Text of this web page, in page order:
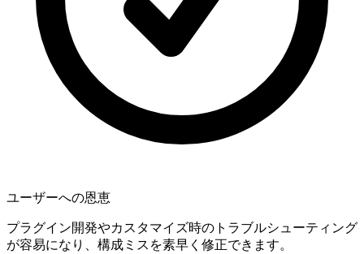
ユーザーへの恩恵
プラグイン開発やカスタマイズ時のトラブルシューティング
が容易になり、構成ミスを素早く修正できます。